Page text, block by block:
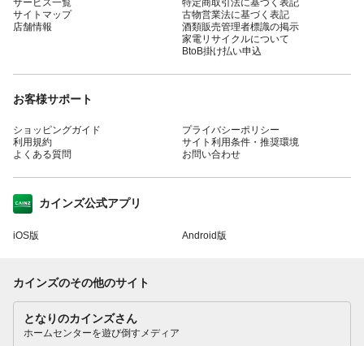
サービス一覧
サイトマップ
店舗情報
特定商取引法に基づく表記
古物営業法に基づく表記
酒類販売管理者標識の掲示
家電リサイクルについて
BtoB掛け払い申込
お客様サポート
ショッピングガイド
利用規約
よくある質問
プライバシーポリシー
サイト利用条件・推奨環境
お問い合わせ
カインズ公式アプリ
iOS版 Android版
カインズのその他のサイト
となりのカインズさん
ホームセンターを遊び倒すメディア